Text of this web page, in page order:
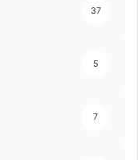
37
5
7